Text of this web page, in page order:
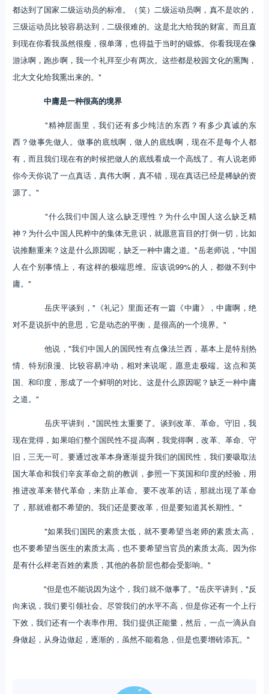
都达到了国家二级运动员的标准。（笑）二级运动员啊，真不是吹的，
三级运动员比较容易达到，二级很难的。这是北大给我的财富。而且直
到现在你看我虽然很瘦，很单薄，也得益于当时的锻炼。你看我现在像
游泳啊，跑步啊，我一个礼拜至少有两次。这些都是校园文化的熏陶，
北大文化给我熏出来的。"
中庸是一种很高的境界
"精神层面里，我们还有多少纯洁的东西？有多少真诚的东
西？做事先做人。做事的底线啊，做人的底线啊，现在不是每个人都
有，而且我们现在有的时候把做人的底线看成一个高线了。有人说老师
你今天你说了一点真话，真伟大啊，真不错，现在真话已经是稀缺的资
源了。"
"什么我们中国人这么缺乏理性？为什么中国人这么缺乏精
神？为什么中国人民粹中的集体无意识，就愿意盲目的打倒一切，比如
说推翻重来？这是什么原因呢，缺乏一种中庸之道。"岳老师说，"中国
人在个别事情上，有这样的极端思维。应该说99%的人，都做不到中
庸。"
岳庆平谈到，"《礼记》里面还有一篇《中庸》，中庸啊，绝
对不是说折中的意思，它是动态的平衡，是很高的一个境界。"
他说，"我们中国人的国民性有点像法兰西，基本上是特别热
情、特别浪漫、比较容易冲动，相对来说呢，愿意走极端。这点和英
国、和印度，形成了一个鲜明的对比。这是什么原因呢？缺乏一种中庸
之道。"
岳庆平讲到，"国民性太重要了。谈到改革、革命。守旧，我
现在觉得，如果咱们整个国民性不提高啊，我觉得啊，改革、革命、守
旧，三无一可。要通过改革本身逐渐提升我们的国民性，我们要吸取法
国大革命和我们辛亥革命之前的教训，参照一下英国和印度的经验，用
推进改革来替代革命，来防止革命。要不改革的话，那就出现了革命
了，那就谁都不希望的。我们还是要改革，但是要知道其长期性。"
"如果我们国民的素质太低，就不要希望当老师的素质太高，
也不要希望当医生的素质太高，也不要希望当官员的素质太高。因为你
是有什么样老百姓的素质，其他的各阶层也都会受影响。"
"但是也不能说因为这个，我们就不做事了。"岳庆平讲到，"反
向来说，我们要引领社会。尽管我们的水平不高，但是你还有一个上行
下效，我们还有一个表率作用。我们提供正能量，然后，一点一滴从自
身做起，从身边做起，逐渐的，虽然不能着急，但是也要增砖添瓦。"